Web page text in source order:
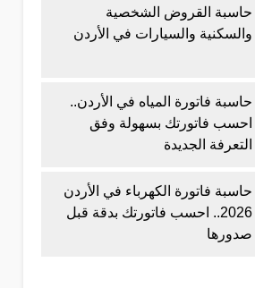
حاسبة القروض الشخصية
والسكنية والسيارات في الأردن
حاسبة فاتورة المياه في الأردن..
احسب فاتورتك بسهولة وفق
التعرفة الجديدة
حاسبة فاتورة الكهرباء في الأردن
2026.. احسب فاتورتك بدقة قبل
صدورها